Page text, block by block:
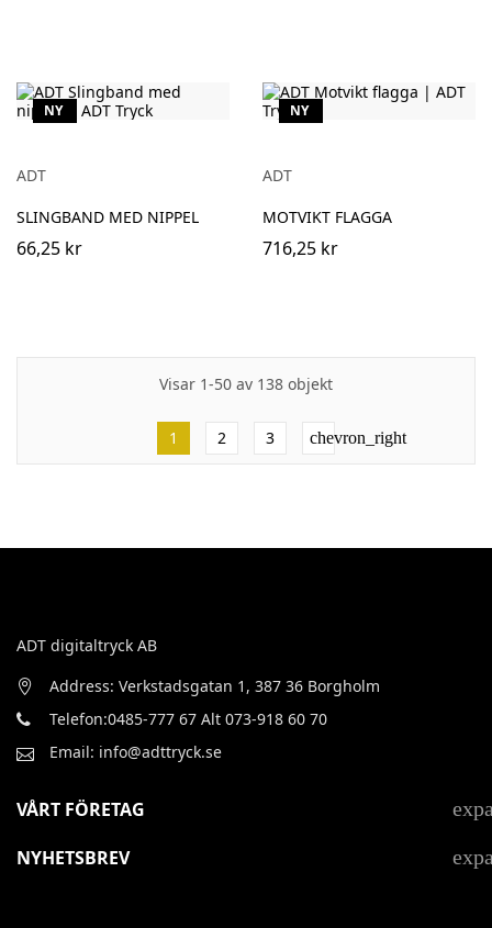
ADT
SLINGBAND MED NIPPEL
66,25 kr
NY
ADT
MOTVIKT FLAGGA
716,25 kr
NY
Visar 1-50 av 138 objekt
1 2 3 chevron_right
ADT digitaltryck AB
Address: Verkstadsgatan 1, 387 36 Borgholm
Telefon:0485-777 67 Alt 073-918 60 70
Email: info@adttryck.se
VÅRT FÖRETAG
NYHETSBREV